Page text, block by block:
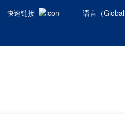
快速链接 语言（